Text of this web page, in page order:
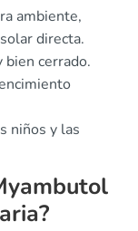
ambiente,
directa.
bien cerrado.
niños y las